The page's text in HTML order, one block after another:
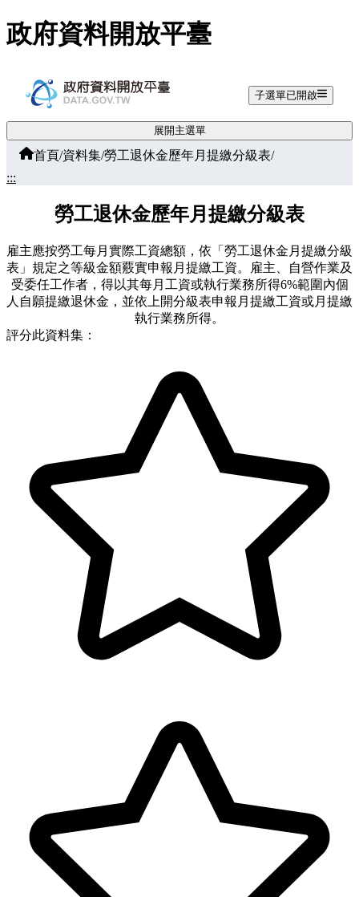
跳至主要內容
政府資料開放平臺
子選單已開啟
展開主選單
首頁/資料集/勞工退休金歷年月提繳分級表/
:::
勞工退休金歷年月提繳分級表
雇主應按勞工每月實際工資總額，依「勞工退休金月提繳分級
表」規定之等級金額覈實申報月提繳工資。雇主、自營作業及
受委任工作者，得以其每月工資或執行業務所得6%範圍內個
人自願提繳退休金，並依上開分級表申報月提繳工資或月提繳
執行業務所得。
評分此資料集：